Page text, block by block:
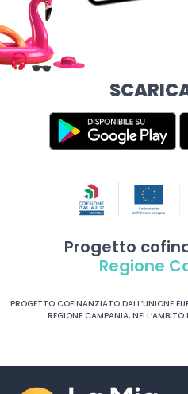
Progetto
Regione
PROGETTO COFINANZIATO DALL’UNIONE
REGIONE CAMPANIA,